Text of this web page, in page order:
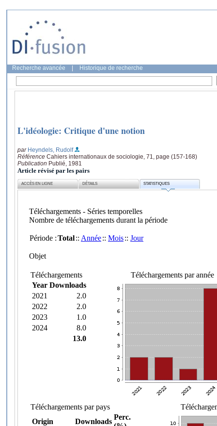
Recherche avancée Historique de recherche
L'idéologie: Critique d'une notion
par Heyndels, Rudolf
Référence Cahiers internationaux de sociologie, 71, page (157-168)
Publication Publié, 1981
Article révisé par les pairs
ACCÈS EN LIGNE DÉTAILS STATISTIQUES